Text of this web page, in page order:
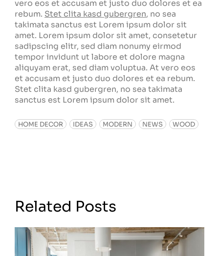
vero eos et accusam et justo duo dolores et ea
rebum. Stet clita kasd gubergren, no sea
takimata sanctus est Lorem ipsum dolor sit
amet. Lorem ipsum dolor sit amet, consetetur
sadipscing elitr, sed diam nonumy eirmod
tempor invidunt ut labore et dolore magna
aliquyam erat, sed diam voluptua. At vero eos
et accusam et justo duo dolores et ea rebum.
Stet clita kasd gubergren, no sea takimata
sanctus est Lorem ipsum dolor sit amet.
HOME DECOR IDEAS MODERN NEWS WOOD
Related Posts